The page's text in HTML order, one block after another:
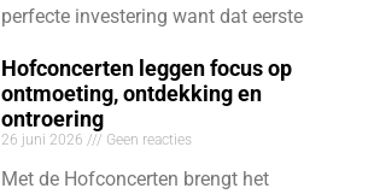
perfecte investering want dat eerste
Hofconcerten leggen focus op
ontmoeting, ontdekking en
ontroering
26 juni 2026 Geen reacties
Met de Hofconcerten brengt het